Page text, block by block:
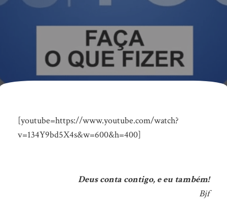
[youtube=https://www.youtube.com/watch?
v=134Y9bd5X4s&w=600&h=400]
Deus conta contigo, e eu também!
Bjf